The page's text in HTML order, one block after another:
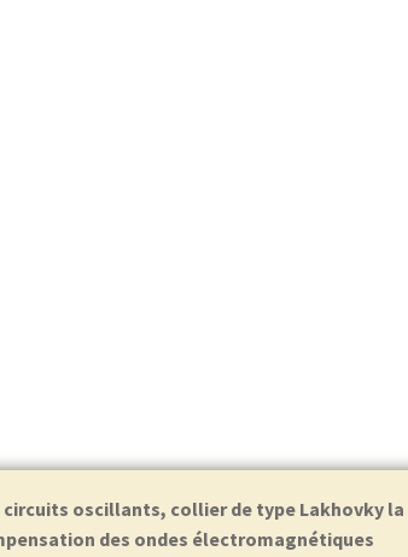
oscillants, collier de type Lakhovky la
des ondes électromagnétiques